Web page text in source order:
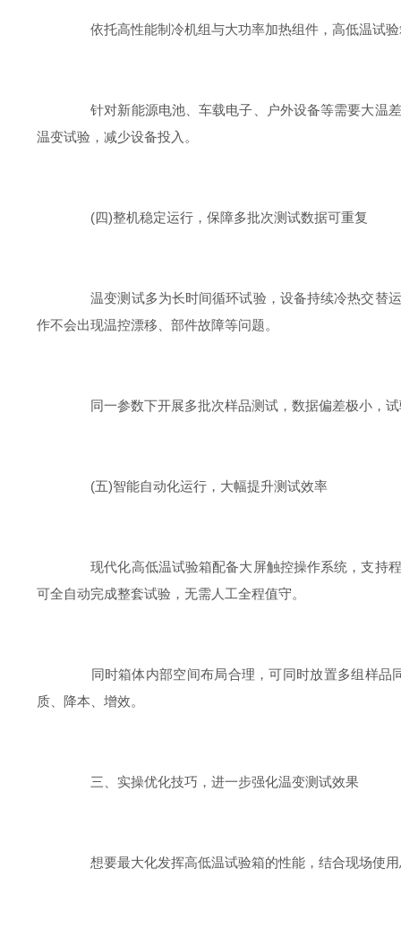
依托高性能制冷机组与大功率加热组件，高低温试验
针对新能源电池、车载电子、户外设备等需要大温差
温变试验，减少设备投入。
(四)整机稳定运行，保障多批次测试数据可重复
温变测试多为长时间循环试验，设备持续冷热交替运
作不会出现温控漂移、部件故障等问题。
同一参数下开展多批次样品测试，数据偏差极小，试
(五)智能自动化运行，大幅提升测试效率
现代化高低温试验箱配备大屏触控操作系统，支持程
可全自动完成整套试验，无需人工全程值守。
同时箱体内部空间布局合理，可同时放置多组样品
质、降本、增效。
三、实操优化技巧，进一步强化温变测试效果
想要最大化发挥高低温试验箱的性能，结合现场使用